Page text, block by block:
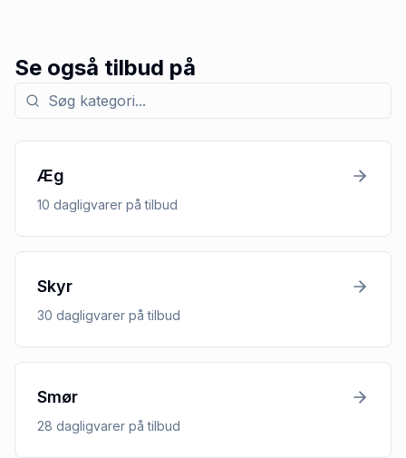
Se også tilbud på
Søg efter kategori med tilbud
Æg
10 dagligvarer på tilbud
Skyr
30 dagligvarer på tilbud
Smør
28 dagligvarer på tilbud